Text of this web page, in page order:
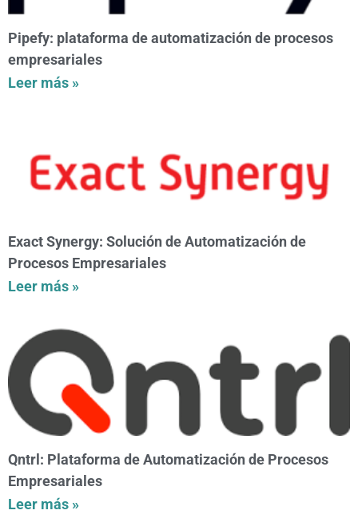
Pipefy: plataforma de automatización de procesos
empresariales
Leer más »
Exact Synergy: Solución de Automatización de
Procesos Empresariales
Leer más »
Qntrl: Plataforma de Automatización de Procesos
Empresariales
Leer más »